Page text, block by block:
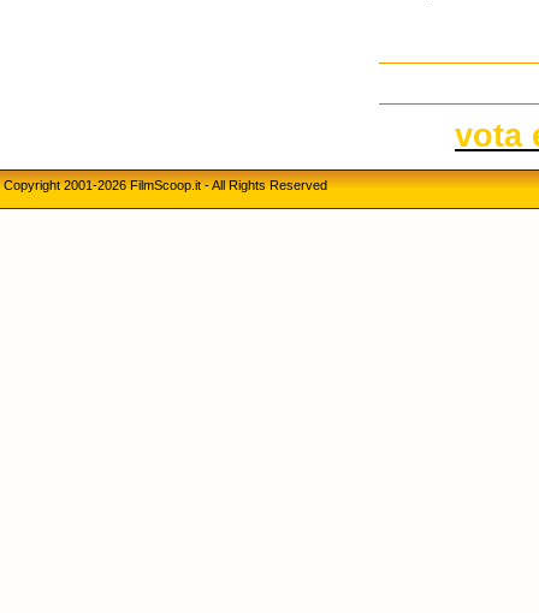
vota
Copyright 2001-2026 FilmScoop.it - All Rights Reserved